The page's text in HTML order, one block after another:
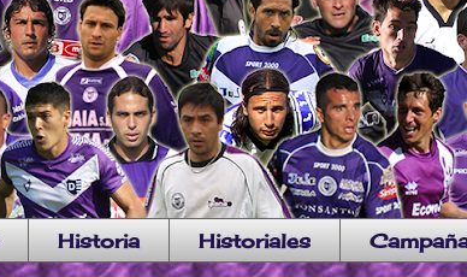
Historia Historiales